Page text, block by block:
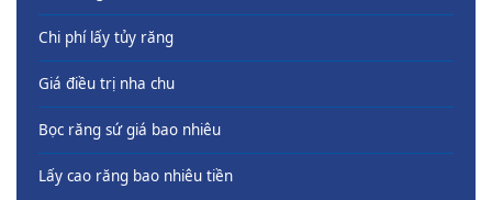
Chi phí lấy tủy răng
Giá điều trị nha chu
Bọc răng sứ giá bao nhiêu
Lấy cao răng bao nhiêu tiền